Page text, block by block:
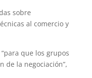
sobre
al comercio y
que los grupos
de la negociación”,